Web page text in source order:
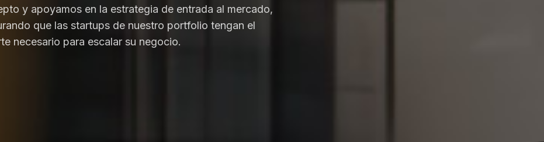
y apoyamos en la estrategia de entrada al mercado,
que las startups de nuestro portfolio tengan el
necesario para escalar su negocio.